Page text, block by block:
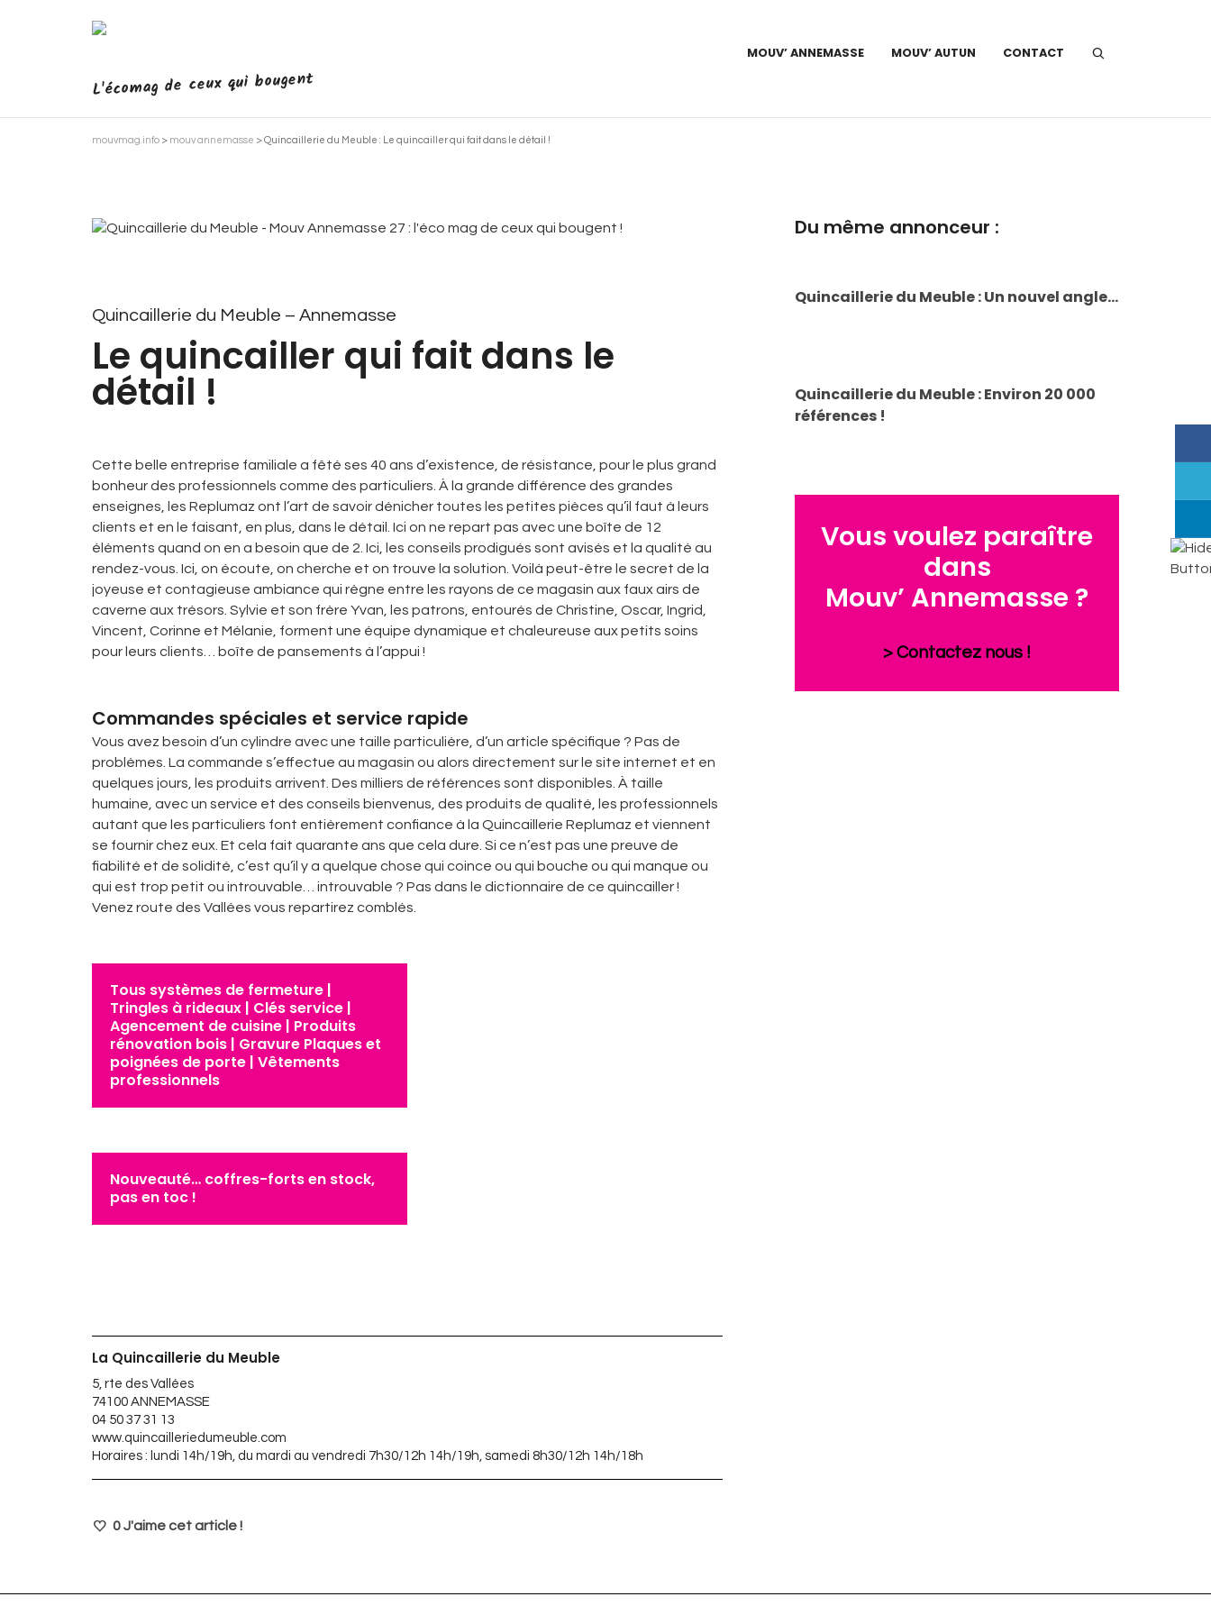
L'écomag de ceux qui bougent
MOUV’ ANNEMASSE MOUV’ AUTUN CONTACT
mouvmag.info > mouv annemasse >Quincaillerie du Meuble : Le quincailler qui fait dans le détail !
Quincaillerie du Meuble – Annemasse
Le quincailler qui fait dans le
détail !
Cette belle entreprise familiale a fêté ses 40 ans d’existence, de résistance, pour le plus grand
bonheur des professionnels comme des particuliers. À la grande différence des grandes
enseignes, les Replumaz ont l’art de savoir dénicher toutes les petites pièces qu’il faut à leurs
clients et en le faisant, en plus, dans le détail. Ici on ne repart pas avec une boîte de 12
éléments quand on en a besoin que de 2. Ici, les conseils prodigués sont avisés et la qualité au
rendez-vous. Ici, on écoute, on cherche et on trouve la solution. Voilà peut-être le secret de la
joyeuse et contagieuse ambiance qui règne entre les rayons de ce magasin aux faux airs de
caverne aux trésors. Sylvie et son frère Yvan, les patrons, entourés de Christine, Oscar, Ingrid,
Vincent, Corinne et Mélanie, forment une équipe dynamique et chaleureuse aux petits soins
pour leurs clients… boîte de pansements à l’appui !
Commandes spéciales et service rapide
Vous avez besoin d’un cylindre avec une taille particulière, d’un article spécifique ? Pas de
problèmes. La commande s’effectue au magasin ou alors directement sur le site internet et en
quelques jours, les produits arrivent. Des milliers de références sont disponibles. À taille
humaine, avec un service et des conseils bienvenus, des produits de qualité, les professionnels
autant que les particuliers font entièrement confiance à la Quincaillerie Replumaz et viennent
se fournir chez eux. Et cela fait quarante ans que cela dure. Si ce n’est pas une preuve de
fiabilité et de solidité, c’est qu’il y a quelque chose qui coince ou qui bouche ou qui manque ou
qui est trop petit ou introuvable… introuvable ? Pas dans le dictionnaire de ce quincailler !
Venez route des Vallées vous repartirez comblés.
Tous systèmes de fermeture |
Tringles à rideaux | Clés service |
Agencement de cuisine | Produits
rénovation bois | Gravure Plaques et
poignées de porte | Vêtements
professionnels
Nouveauté… coffres-forts en stock,
pas en toc !
La Quincaillerie du Meuble
5, rte des Vallées
74100 ANNEMASSE
04 50 37 31 13
www.quincailleriedumeuble.com
Horaires : lundi 14h/19h, du mardi au vendredi 7h30/12h 14h/19h, samedi 8h30/12h 14h/18h
0J'aime cet article !
Du même annonceur :
Quincaillerie du Meuble : Un nouvel angle...
Quincaillerie du Meuble : Environ 20 000
références !
Vous voulez paraître
dans
Mouv’ Annemasse ?
> Contactez nous !